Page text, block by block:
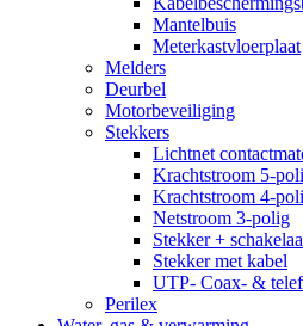
Mantelbuis
Meterkastvloerplaat
Melders
Deurbel
Motorbeveiliging
Stekkers
Lichtnet
Krachtstroom 5-
Krachtstroom 4-
Netstroom 3-polig
Stekker +
Stekker met kabel
UTP- Coax- &
Perilex